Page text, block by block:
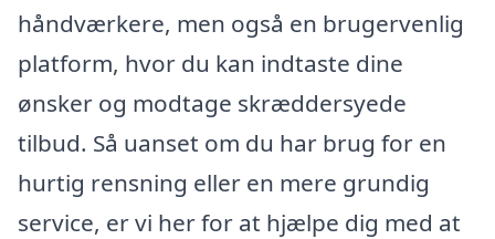
håndværkere, men også en brugervenlig
platform, hvor du kan indtaste dine
ønsker og modtage skræddersyede
tilbud. Så uanset om du har brug for en
hurtig rensning eller en mere grundig
service, er vi her for at hjælpe dig med at